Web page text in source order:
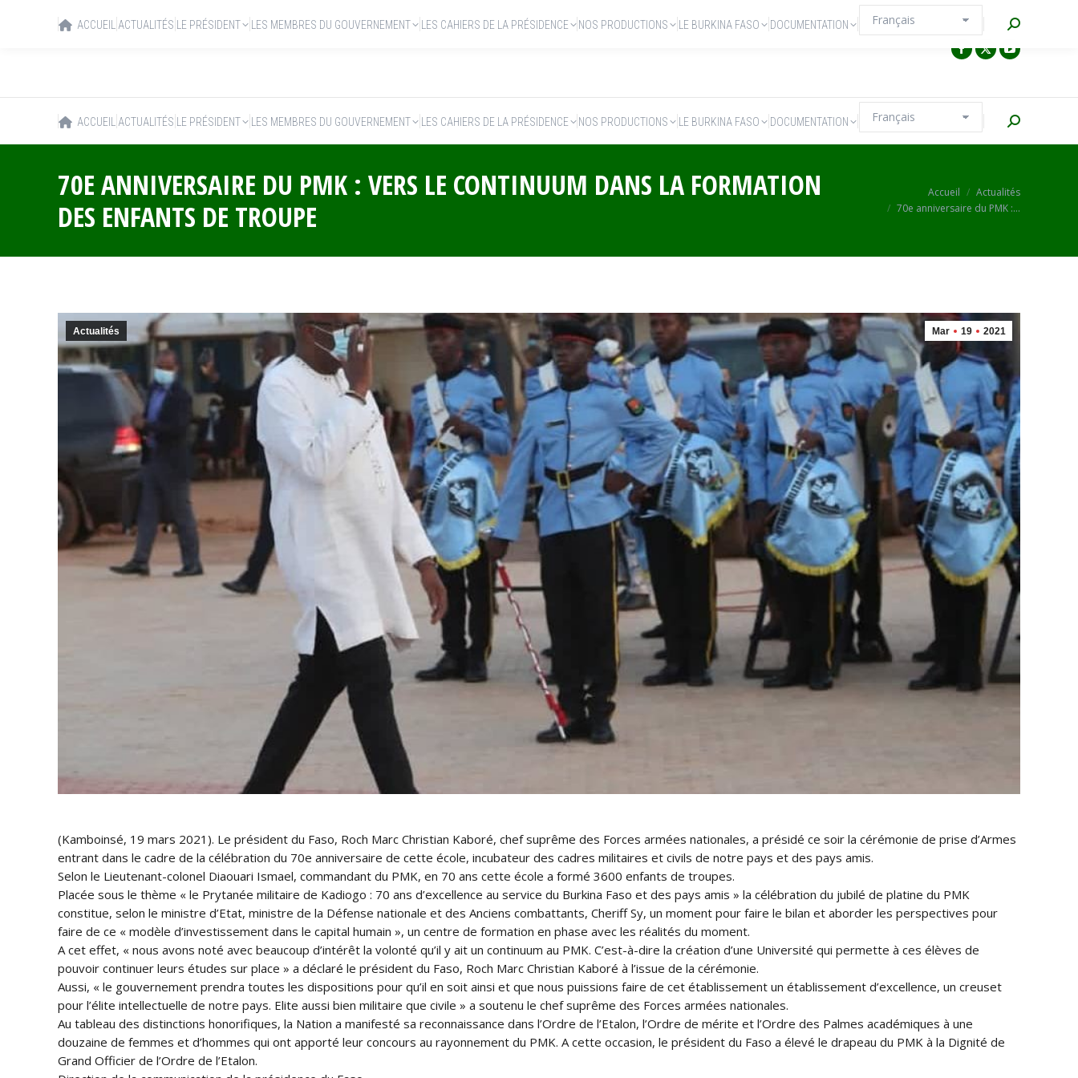
ACCUEIL ACTUALITÉS LE PRÉSIDENT LES MEMBRES DU GOUVERNEMENT LES CAHIERS DE LA PRÉSIDENCE NOS PRODUCTIONS LE BURKINA FASO DOCUMENTATION Recherche
70E ANNIVERSAIRE DU PMK : VERS LE CONTINUUM DANS LA FORMATION
DES ENFANTS DE TROUPE
Accueil
Actualités
70e anniversaire du PMK :…
Mar 19 2021
Actualités
(Kamboinsé, 19 mars 2021). Le président du Faso, Roch Marc Christian Kaboré, chef suprême des Forces armées nationales, a présidé ce soir la cérémonie de prise d’Armes
entrant dans le cadre de la célébration du 70e anniversaire de cette école, incubateur des cadres militaires et civils de notre pays et des pays amis.
Selon le Lieutenant-colonel Diaouari Ismael, commandant du PMK, en 70 ans cette école a formé 3600 enfants de troupes.
Placée sous le thème « le Prytanée militaire de Kadiogo : 70 ans d’excellence au service du Burkina Faso et des pays amis » la célébration du jubilé de platine du PMK
constitue, selon le ministre d’Etat, ministre de la Défense nationale et des Anciens combattants, Cheriff Sy, un moment pour faire le bilan et aborder les perspectives pour
faire de ce « modèle d’investissement dans le capital humain », un centre de formation en phase avec les réalités du moment.
A cet effet, « nous avons noté avec beaucoup d’intérêt la volonté qu’il y ait un continuum au PMK. C’est-à-dire la création d’une Université qui permette à ces élèves de
pouvoir continuer leurs études sur place » a déclaré le président du Faso, Roch Marc Christian Kaboré à l’issue de la cérémonie.
Aussi, « le gouvernement prendra toutes les dispositions pour qu’il en soit ainsi et que nous puissions faire de cet établissement un établissement d’excellence, un creuset
pour l’élite intellectuelle de notre pays. Elite aussi bien militaire que civile » a soutenu le chef suprême des Forces armées nationales.
Au tableau des distinctions honorifiques, la Nation a manifesté sa reconnaissance dans l’Ordre de l’Etalon, l’Ordre de mérite et l’Ordre des Palmes académiques à une
douzaine de femmes et d’hommes qui ont apporté leur concours au rayonnement du PMK. A cette occasion, le président du Faso a élevé le drapeau du PMK à la Dignité de
Grand Officier de l’Ordre de l’Etalon.
ACCUEIL ACTUALITÉS LE PRÉSIDENT LES MEMBRES DU GOUVERNEMENT LES CAHIERS DE LA PRÉSIDENCE NOS PRODUCTIONS LE BURKINA FASO DOCUMENTATION Recherche